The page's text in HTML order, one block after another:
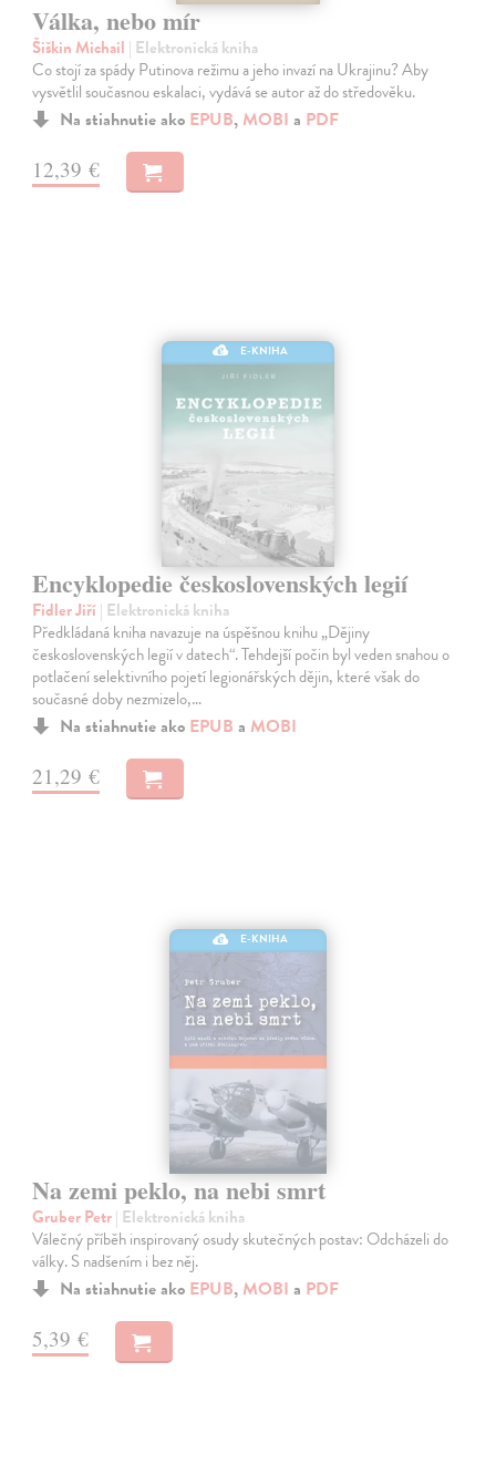
Válka, nebo mír
Šiškin Michail | Elektronická kniha
Co stojí za spády Putinova režimu a jeho invazí na Ukrajinu? Aby
vysvětlil současnou eskalaci, vydává se autor až do středověku.
Na stiahnutie ako EPUB, MOBI a PDF
12,39 €
E-KNIHA
Encyklopedie československých legií
Fidler Jiří | Elektronická kniha
Předkládaná kniha navazuje na úspěšnou knihu „Dějiny
československých legií v datech“. Tehdejší počin byl veden snahou o
potlačení selektivního pojetí legionářských dějin, které však do
současné doby nezmizelo,…
Na stiahnutie ako EPUB a MOBI
21,29 €
E-KNIHA
Na zemi peklo, na nebi smrt
Gruber Petr| Elektronická kniha
Válečný příběh inspirovaný osudy skutečných postav: Odcházeli do
války. S nadšením i bez něj.
Na stiahnutie ako EPUB, MOBI a PDF
5,39 €